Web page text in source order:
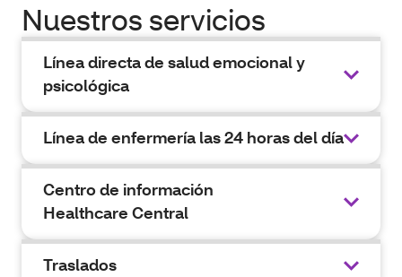
Nuestros servicios
Línea directa de salud emocional y
psicológica
Línea de enfermería las 24 horas del día
Centro de información
Healthcare Central
Traslados